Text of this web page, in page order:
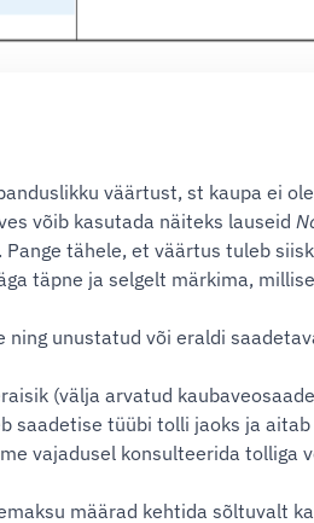
väärtust, st kaupa ei
võib kasutada näiteks lauseid
. Pange tähele, et väärtus tuleb
täpne ja selgelt märkima,
unustatud või eraldi
(välja arvatud
tüübi tolli jaoks ja
vajadusel konsulteerida tolliga
määrad kehtida sõltuvalt